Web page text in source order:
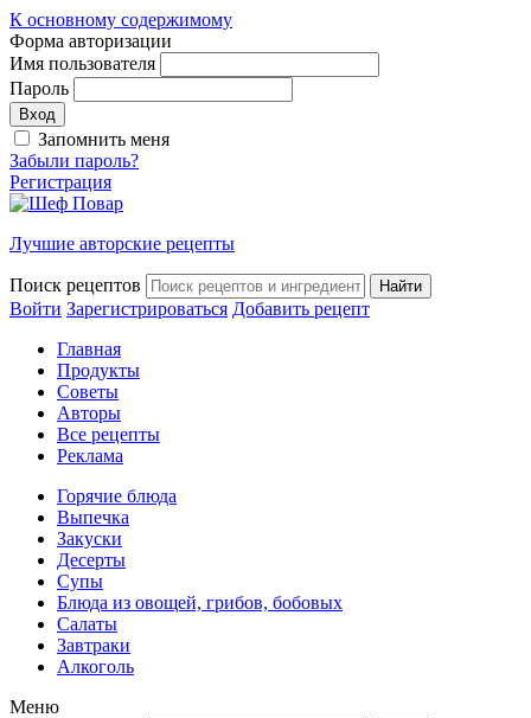
К основному содержимому
Форма авторизации
Имя пользователя
Пароль
Запомнить меня
Забыли пароль?
Регистрация
Лучшие авторские рецепты
Поиск рецептов
Войти Зарегистрироваться Добавить рецепт
Главная
Продукты
Советы
Авторы
Все рецепты
Реклама
Горячие блюда
Выпечка
Закуски
Десерты
Супы
Блюда из овощей, грибов, бобовых
Салаты
Завтраки
Алкоголь
Меню